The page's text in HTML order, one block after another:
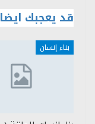
قد يعجبك ايضا
بناء إنسان